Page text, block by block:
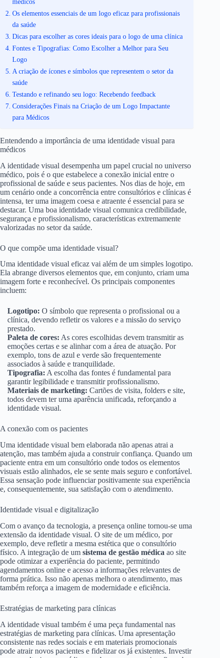
Os elementos essenciais de um logo eficaz para profissionais
da saúde
Dicas para escolher as cores ideais para o logo de uma clínica
Fontes e Tipografias: Como Escolher a Melhor para Seu
Logo
A criação de ícones e símbolos que representem o setor da
saúde
Testando e refinando seu logo: Recebendo feedback
Considerações Finais na Criação de um Logo Impactante
para Médicos
Entendendo a importância de uma identidade visual para
médicos
A identidade visual desempenha um papel crucial no universo
médico, pois é o que estabelece a conexão inicial entre o
profissional de saúde e seus pacientes. Nos dias de hoje, em
um cenário onde a concorrência entre consultórios e clínicas é
intensa, ter uma imagem coesa e atraente é essencial para se
destacar. Uma boa identidade visual comunica credibilidade,
segurança e profissionalismo, características extremamente
valorizadas no setor da saúde.
O que compõe uma identidade visual?
Uma identidade visual eficaz vai além de um simples logotipo.
Ela abrange diversos elementos que, em conjunto, criam uma
imagem forte e reconhecível. Os principais componentes
incluem:
Logotipo: O símbolo que representa o profissional ou a
clínica, devendo refletir os valores e a missão do serviço
prestado.
Paleta de cores: As cores escolhidas devem transmitir as
emoções certas e se alinhar com a área de atuação. Por
exemplo, tons de azul e verde são frequentemente
associados à saúde e tranquilidade.
Tipografia: A escolha das fontes é fundamental para
garantir legibilidade e transmitir profissionalismo.
Materiais de marketing: Cartões de visita, folders e site,
todos devem ter uma aparência unificada, reforçando a
identidade visual.
A conexão com os pacientes
Uma identidade visual bem elaborada não apenas atrai a
atenção, mas também ajuda a construir confiança. Quando um
paciente entra em um consultório onde todos os elementos
visuais estão alinhados, ele se sente mais seguro e confortável.
Essa sensação pode influenciar positivamente sua experiência
e, consequentemente, sua satisfação com o atendimento.
Identidade visual e digitalização
Com o avanço da tecnologia, a presença online tornou-se uma
extensão da identidade visual. O site de um médico, por
exemplo, deve refletir a mesma estética que o consultório
físico. A integração de um sistema de gestão médica ao site
pode otimizar a experiência do paciente, permitindo
agendamentos online e acesso a informações relevantes de
forma prática. Isso não apenas melhora o atendimento, mas
também reforça a imagem de modernidade e eficiência.
Estratégias de marketing para clínicas
A identidade visual também é uma peça fundamental nas
estratégias de marketing para clínicas. Uma apresentação
consistente nas redes sociais e em materiais promocionais
pode atrair novos pacientes e fidelizar os já existentes. Investir